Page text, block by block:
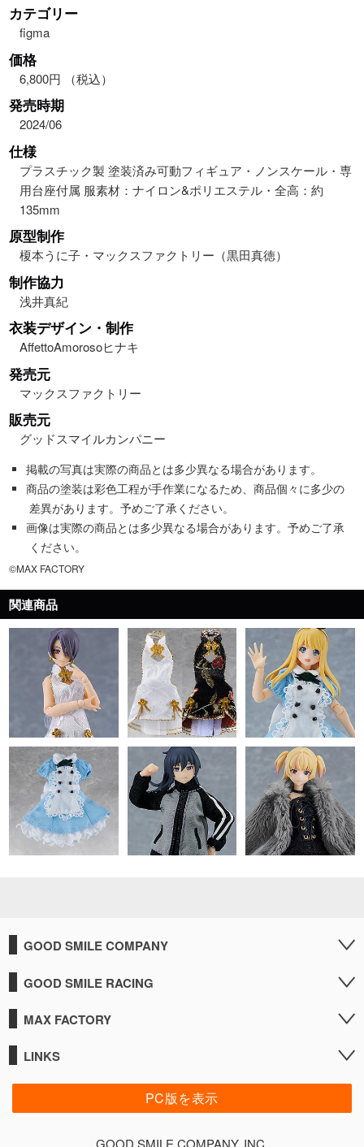
カテゴリー
figma
価格
6,800円 （税込）
発売時期
2024/06
仕様
プラスチック製 塗装済み可動フィギュア・ノンスケール・専
用台座付属 服素材：ナイロン&ポリエステル・全高：約
135mm
原型制作
榎本うに子・マックスファクトリー（黒田真徳）
制作協力
浅井真紀
衣装デザイン・制作
AffettoAmorosoヒナキ
発売元
マックスファクトリー
販売元
グッドスマイルカンパニー
掲載の写真は実際の商品とは多少異なる場合があります。
商品の塗装は彩色工程が手作業になるため、商品個々に多少の
差異があります。予めご了承ください。
画像は実際の商品とは多少異なる場合があります。予めご了承
ください。
©MAX FACTORY
関連商品
GOOD SMILE COMPANY
GOOD SMILE RACING
MAX FACTORY
LINKS
PC版を表示
GOOD SMILE COMPANY, INC.